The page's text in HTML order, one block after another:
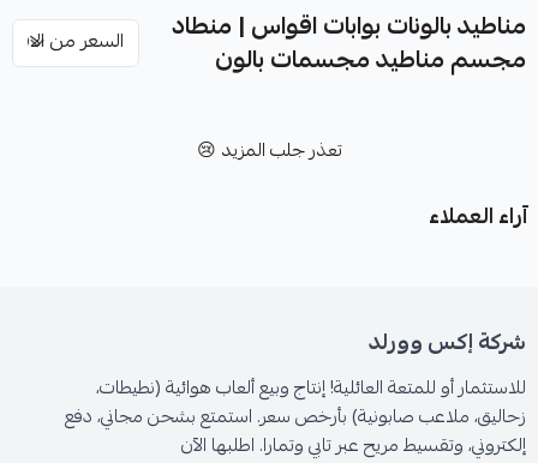
مناطيد بالونات بوابات اقواس | منطاد
مجسم مناطيد مجسمات بالون
تعذر جلب المزيد 😢
آراء العملاء
شركة إكس وورلد
للاستثمار أو للمتعة العائلية! إنتاج وبيع ألعاب هوائية (نطيطات،
زحاليق، ملاعب صابونية) بأرخص سعر. استمتع بشحن مجاني، دفع
إلكتروني، وتقسيط مريح عبر تابي وتمارا. اطلبها الآن